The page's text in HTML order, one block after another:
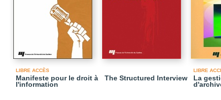
LIBRE ACCÈS
Manifeste pour le droit à
l'information
The Structured Interview
LIBRE
La